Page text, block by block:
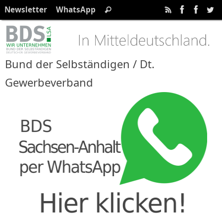
Zum
Inhalt
springen
Newsletter WhatsApp
nach:
Suchen
Bund der Selbständigen / Dt.
Gewerbeverband